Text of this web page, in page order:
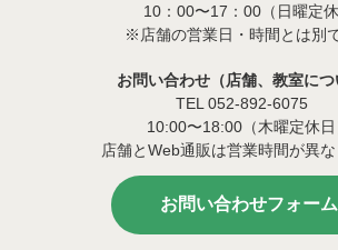
10：00〜17：00（日曜定休
※店舗の営業日・時間とは別で
お問い合わせ（店舗、教室につ
TEL 052-892-6075
10:00〜18:00（木曜定休日
店舗とWeb通販は営業時間が異な
お問い合わせフォーム